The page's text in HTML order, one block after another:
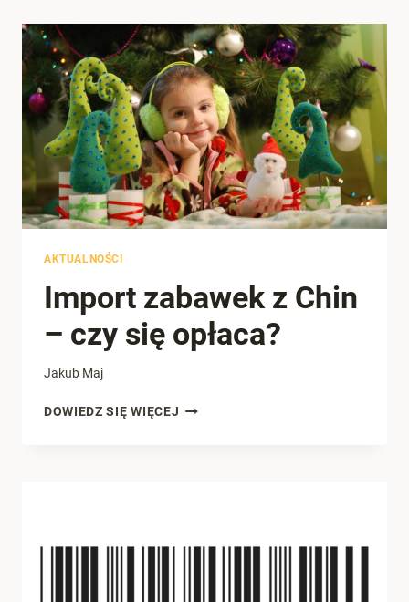
I
DLACZEGO
JEST
TAK
WAŻNA
W
LOGISTYCE?
AKTUALNOŚCI
Import zabawek z Chin
– czy się opłaca?
Jakub Maj
DOWIEDZ SIĘ WIĘCEJ IMPORT